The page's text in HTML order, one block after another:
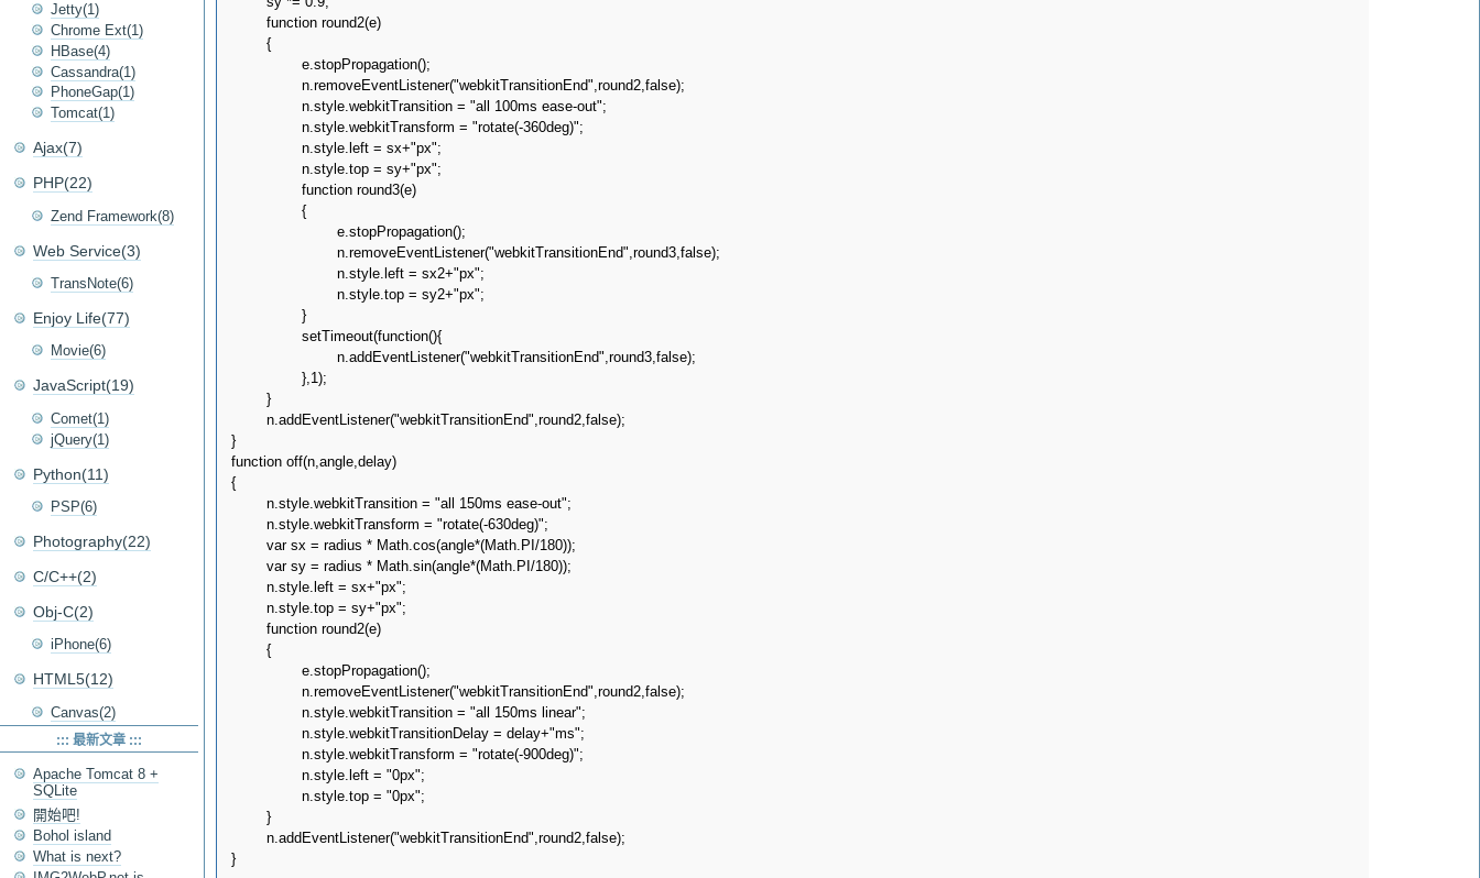
}
function off(n,angle,delay)
{
}
Jetty(1)
Chrome Ext(1)
HBase(4)
Cassandra(1)
PhoneGap(1)
Tomcat(1)
Ajax(7)
PHP(22)
Zend Framework(8)
Web Service(3)
TransNote(6)
Enjoy Life(77)
Movie(6)
JavaScript(19)
Comet(1)
jQuery(1)
Python(11)
PSP(6)
Photography(22)
C/C++(2)
Obj-C(2)
iPhone(6)
HTML5(12)
Canvas(2)
::: 最新文章 :::
Apache Tomcat 8 +
SQLite
開始吧!
Bohol island
What is next?